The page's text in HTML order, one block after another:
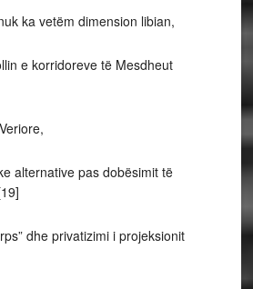
ka vetëm dimension libian,
e korridoreve të Mesdheut
alternative pas dobësimit të
dhe privatizimi i projeksionit